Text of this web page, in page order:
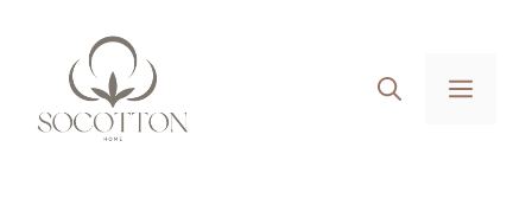
contenu